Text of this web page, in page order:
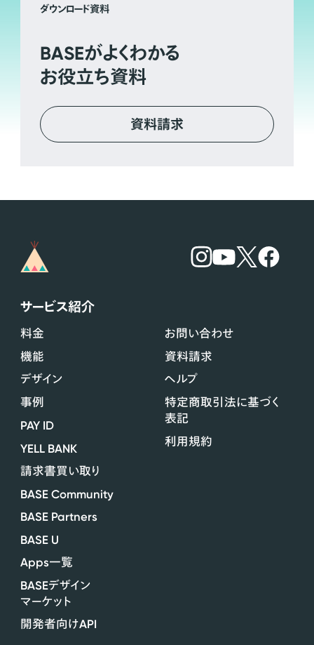
ダウンロード資料
BASEがよくわかる
お役立ち資料
資料請求
サービス紹介
料金
機能
デザイン
事例
PAY ID
YELL BANK
請求書買い取り
BASE Community
BASE Partners
BASE U
Apps一覧
BASEデザイン
マーケット
開発者向けAPI
お問い合わせ
資料請求
ヘルプ
特定商取引法に基づく
表記
利用規約